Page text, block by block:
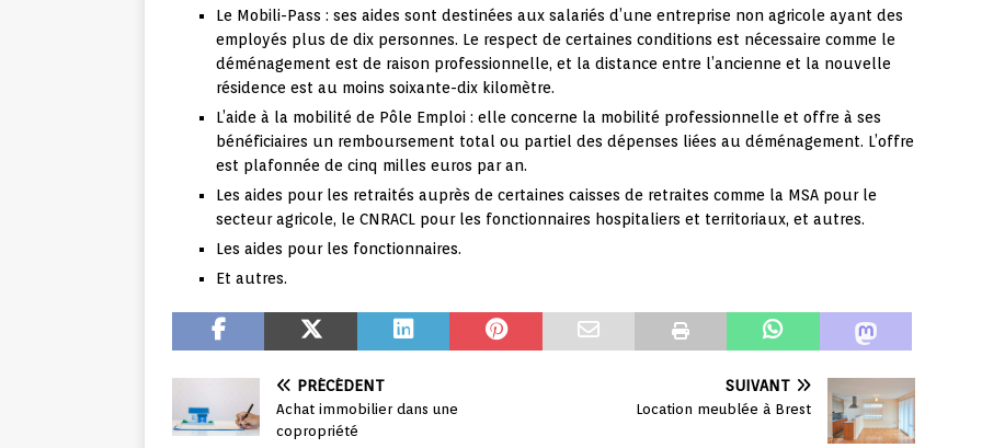
Le Mobili-Pass : ses aides sont destinées aux salariés d’une entreprise non agricole ayant des
employés plus de dix personnes. Le respect de certaines conditions est nécessaire comme le
déménagement est de raison professionnelle, et la distance entre l’ancienne et la nouvelle
résidence est au moins soixante-dix kilomètre.
L’aide à la mobilité de Pôle Emploi : elle concerne la mobilité professionnelle et offre à ses
bénéficiaires un remboursement total ou partiel des dépenses liées au déménagement. L’offre
est plafonnée de cinq milles euros par an.
Les aides pour les retraités auprès de certaines caisses de retraites comme la MSA pour le
secteur agricole, le CNRACL pour les fonctionnaires hospitaliers et territoriaux, et autres.
Les aides pour les fonctionnaires.
Et autres.
PRÉCÉDENT
Achat immobilier dans une
copropriété
SUIVANT
Location meublée à Brest